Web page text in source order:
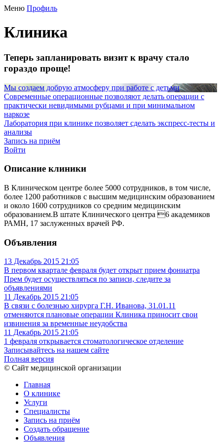
Меню Профиль
Клиника
Теперь запланировать визит к врачу стало
гораздо проще!
Мы создаем добрую атмосферу при работе с детьми
Современные операционные позволяют делать операции с
практически невидимыми рубцами и при минимальном
наркозе
Лаборатория при клинике позволяет сделать экспресс-тесты и
анализы
Запись на приём
Войти
Описание клиники
В Клиническом центре более 5000 сотрудников, в том числе,
более 1200 работников с высшим медицинским образованием
и около 1600 сотрудников со средним медицинским
образованием.В штате Клинического центра 6 академиков
РАМН, 17 заслуженных врачей РФ.
Объявления
13 Декабрь 2015 21:05
В первом квартале февраля будет открыт прием фониатра
Прем будет осуществляться по записи, следите за
объявлениями
11 Декабрь 2015 21:05
В связи с болезнью хирурга Г.Н. Иванова, 31.01.11
отменяются плановые операции Клиника приносит свои
извинения за временные неудобства
11 Декабрь 2015 21:05
1 февраля открывается стоматологическое отделение
Записывайтесь на нашем сайте
Полная версия
© Сайт медицинской организации
Главная
О клинике
Услуги
Специалисты
Запись на приём
Создать обращение
Объявления